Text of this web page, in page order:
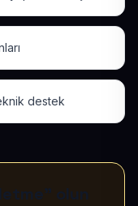
destek
olun